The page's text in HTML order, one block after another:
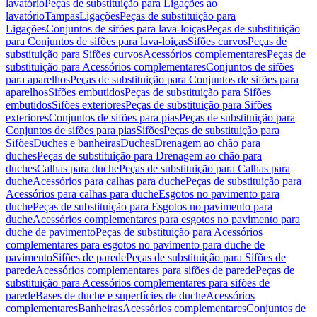
lavatórioPeças de substituição para Ligações ao
lavatórioTampasLigaçõesPeças de substituição para
LigaçõesConjuntos de sifões para lava-loiçasPeças de substituição
para Conjuntos de sifões para lava-loiçasSifões curvosPeças de
substituição para Sifões curvosAcessórios complementaresPeças de
substituição para Acessórios complementaresConjuntos de sifões
para aparelhosPeças de substituição para Conjuntos de sifões para
aparelhosSifões embutidosPeças de substituição para Sifões
embutidosSifões exterioresPeças de substituição para Sifões
exterioresConjuntos de sifões para piasPeças de substituição para
Conjuntos de sifões para piasSifõesPeças de substituição para
SifõesDuches e banheirasDuchesDrenagem ao chão para
duchesPeças de substituição para Drenagem ao chão para
duchesCalhas para duchePeças de substituição para Calhas para
ducheAcessórios para calhas para duchePeças de substituição para
Acessórios para calhas para ducheEsgotos no pavimento para
duchePeças de substituição para Esgotos no pavimento para
ducheAcessórios complementares para esgotos no pavimento para
duche de pavimentoPeças de substituição para Acessórios
complementares para esgotos no pavimento para duche de
pavimentoSifões de paredePeças de substituição para Sifões de
paredeAcessórios complementares para sifões de paredePeças de
substituição para Acessórios complementares para sifões de
paredeBases de duche e superfícies de ducheAcessórios
complementaresBanheirasAcessórios complementaresConjuntos de